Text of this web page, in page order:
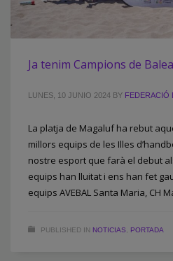
Ja tenim Campions de
LUNES, 10 JUNIO 2024 BY FEDERACIÓ
La platja de Magaluf ha rebut
millors equips de les Illes
nostre esport que farà el debut
equips han lluitat i ens han fet
equips AVEBAL Santa Maria, CH
PUBLISHED IN NOTICIAS PORTADA